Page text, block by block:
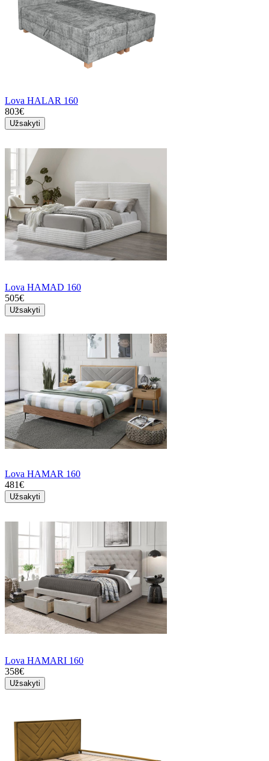
Lova HALAR 160
803€
Užsakyti
Lova HAMAD 160
505€
Užsakyti
Lova HAMAR 160
481€
Užsakyti
Lova HAMARI 160
358€
Užsakyti